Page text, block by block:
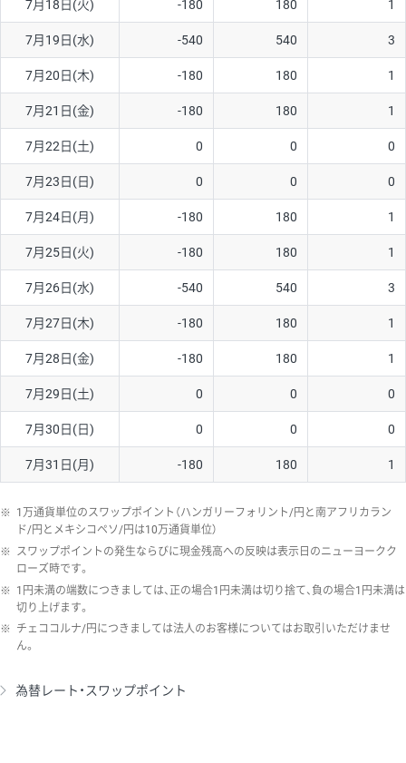
7月18日(火) -180 180 1
7月19日(水) -540 540 3
7月20日(木) -180 180 1
7月21日(金) -180 180 1
7月22日(土) 0 0 0
7月23日(日) 0 0 0
7月24日(月) -180 180 1
7月25日(火) -180 180 1
7月26日(水) -540 540 3
7月27日(木) -180 180 1
7月28日(金) -180 180 1
7月29日(土) 0 0 0
7月30日(日) 0 0 0
7月31日(月) -180 180 1
※ 1万通貨単位のスワップポイント（ハンガリーフォリント/円と南アフリカラン
ド/円とメキシコペソ/円は10万通貨単位）
※ スワップポイントの発生ならびに現金残高への反映は表示日のニューヨークク
ローズ時です。
※ 1円未満の端数につきましては、正の場合1円未満は切り捨て、負の場合1円未満は
切り上げます。
※ チェココルナ/円につきましては法人のお客様についてはお取引いただけませ
ん。
為替レート・スワップポイント